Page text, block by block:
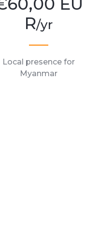
R/yr
Local presence for
Myanmar